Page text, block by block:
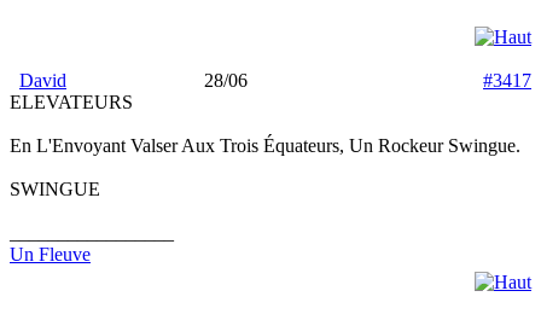
David 28/06
#3417
ELEVATEURS
En L'Envoyant Valser Aux Trois Équateurs, Un Rockeur Swingue.
SWINGUE
Un Fleuve